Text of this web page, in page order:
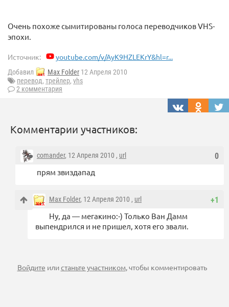
Очень похоже сымитированы голоса переводчиков VHS-
эпохи.
Источник: youtube.com/v/AyK9HZLEKrY&hl=r...
Добавил Max Folder 12 Апреля 2010
перевод, трейлер, vhs
2 комментария
Комментарии участников:
0
comander, 12 Апреля 2010 , url
прям звиздапад
+1
Max Folder, 12 Апреля 2010 , url
Ну, да — мегакино:-) Только Ван Дамм
выпендрился и не пришел, хотя его звали.
Войдите илистаньте участником, чтобы комментировать